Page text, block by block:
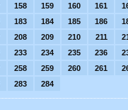
158 159 160 161
183 184 185 186
208 209 210 211
233 234 235 236
258 259 260 261
283 284